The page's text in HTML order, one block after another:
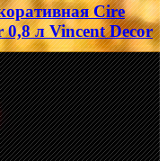
Cire
0,8 л Vincent Decor